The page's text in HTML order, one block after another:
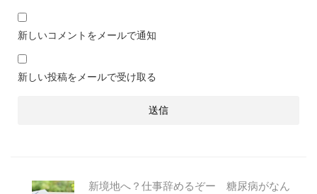
新しいコメントをメールで通知
新しい投稿をメールで受け取る
新境地へ？仕事辞めるぞー 糖尿病がなん